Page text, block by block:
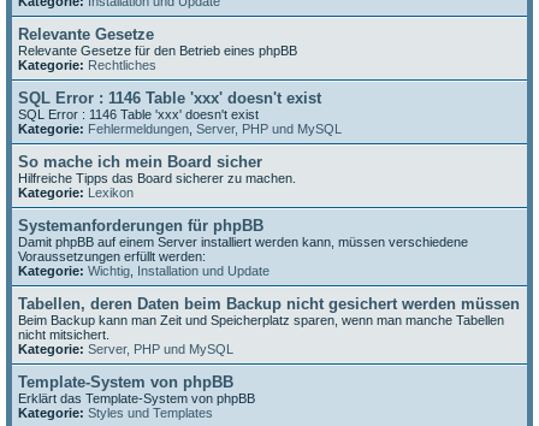
Relevante Gesetze
Relevante Gesetze für den Betrieb eines phpBB
Kategorie: Rechtliches
SQL Error : 1146 Table 'xxx' doesn't exist
SQL Error : 1146 Table 'xxx' doesn't exist
Kategorie: Fehlermeldungen Server, PHP und MySQL
So mache ich mein Board sicher
Hilfreiche Tipps das Board sicherer zu machen.
Kategorie: Lexikon
Systemanforderungen für phpBB
Damit phpBB auf einem Server installiert werden kann, müssen verschiedene
Voraussetzungen erfüllt werden:
Kategorie: Wichtig Installation und Update
Tabellen, deren Daten beim Backup nicht gesichert werden müssen
Beim Backup kann man Zeit und Speicherplatz sparen, wenn man manche Tabellen
nicht mitsichert.
Kategorie: Server, PHP und MySQL
Template-System von phpBB
Erklärt das Template-System von phpBB
Kategorie: Styles und Templates